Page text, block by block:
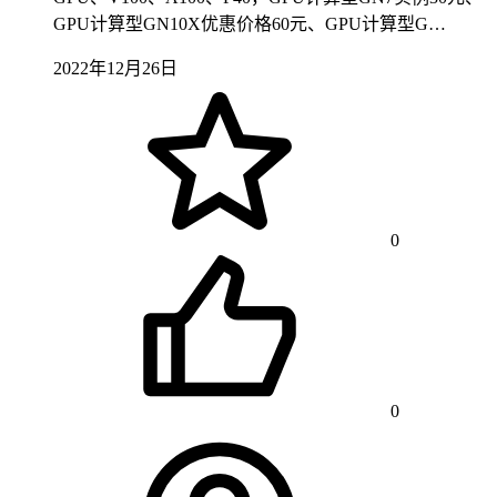
GPU计算型GN10X优惠价格60元、GPU计算型G…
2022年12月26日
0
0